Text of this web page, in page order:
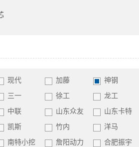
现代 加藤 神钢
三一 徐工 龙工
中联 山东众友 山东卡特
凯斯 竹内 洋马
南特小挖 詹阳动力 合肥振宇